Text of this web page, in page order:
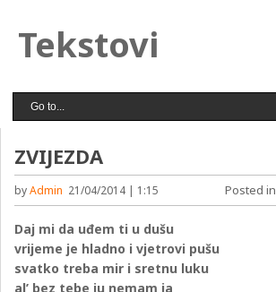
Tekstovi
ZVIJEZDA
byAdmin 21/04/2014 | 1:15 Posted in
Daj mi da uđem ti u dušu
vrijeme je hladno i vjetrovi pušu
svatko treba mir i sretnu luku
al’ bez tebe ju nemam ja